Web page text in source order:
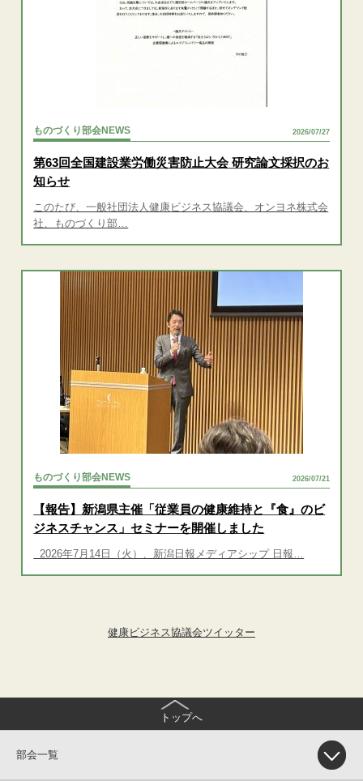
ものづくり部会NEWS 2026/07/27
第63回全国建設業労働災害防止大会 研究論文採択のお
知らせ
このたび、一般社団法人健康ビジネス協議会、オンヨネ株式会
社、ものづくり部…
ものづくり部会NEWS 2026/07/21
【報告】新潟県主催「従業員の健康維持と『食』のビ
ジネスチャンス」セミナーを開催しました
2026年7月14日（火）、新潟日報メディアシップ 日報…
健康ビジネス協議会ツイッター
トップへ
部会一覧